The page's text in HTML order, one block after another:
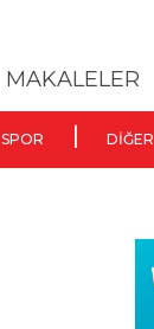
MAKALELER
SPOR DIĞER